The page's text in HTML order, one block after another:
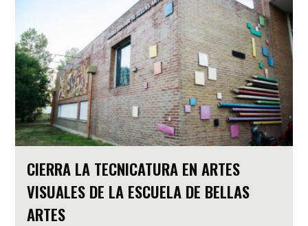
CIERRA LA TECNICATURA EN ARTES
VISUALES DE LA ESCUELA DE BELLAS
ARTES